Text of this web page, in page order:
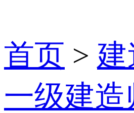
首页 >
一级建造